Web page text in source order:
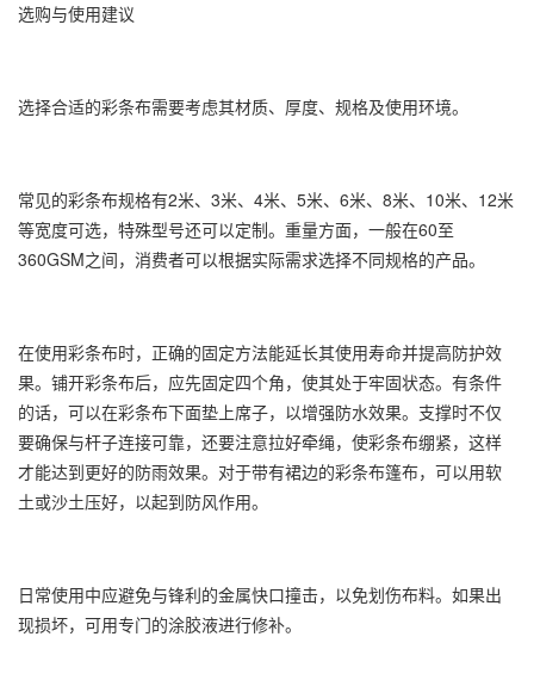
选购与使用建议
选择合适的彩条布需要考虑其材质、厚度、规格及使用环境。
常见的彩条布规格有2米、3米、4米、5米、6米、8米、10米、12米
等宽度可选，特殊型号还可以定制。重量方面，一般在60至
360GSM之间，消费者可以根据实际需求选择不同规格的产品。
在使用彩条布时，正确的固定方法能延长其使用寿命并提高防护效
果。铺开彩条布后，应先固定四个角，使其处于牢固状态。有条件
的话，可以在彩条布下面垫上席子，以增强防水效果。支撑时不仅
要确保与杆子连接可靠，还要注意拉好牵绳，使彩条布绷紧，这样
才能达到更好的防雨效果。对于带有裙边的彩条布篷布，可以用软
土或沙土压好，以起到防风作用。
日常使用中应避免与锋利的金属快口撞击，以免划伤布料。如果出
现损坏，可用专门的涂胶液进行修补。